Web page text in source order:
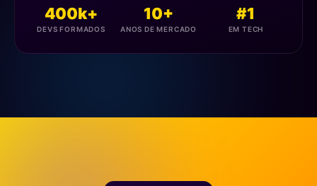
400k+
DEVS FORMADOS
10+
ANOS DE MERCADO
#1
EM TECH